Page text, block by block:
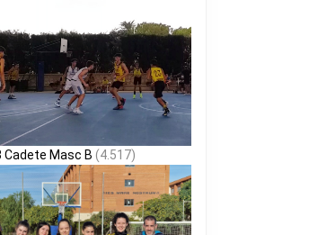
Cadete Masc B (4.517)